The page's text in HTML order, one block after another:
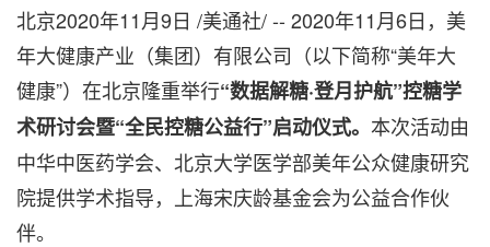
北京2020年11月9日 /美通社/ -- 2020年11月6日，美
年大健康产业（集团）有限公司（以下简称“美年大
健康”）在北京隆重举行“数据解糖·登月护航”控糖学
术研讨会暨“全民控糖公益行”启动仪式。 本次活动由
中华中医药学会、北京大学医学部美年公众健康研究
院提供学术指导，上海宋庆龄基金会为公益合作伙
伴。